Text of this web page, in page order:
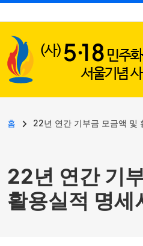
주요 콘텐츠로 건너뛰기
사용자 계정 메뉴
이동 경로
홈 22년 연간 기부금 모금액 및
22년 연간 기
활용실적 명세